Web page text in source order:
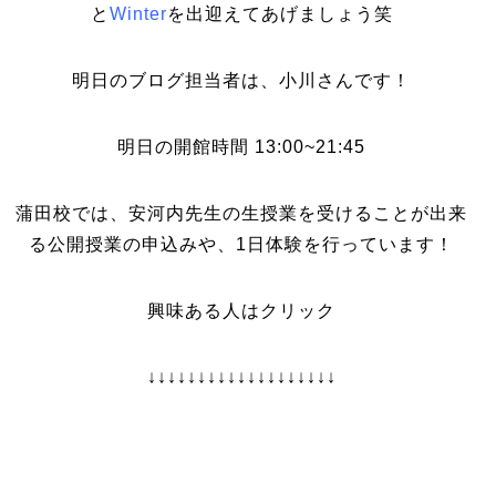
と Winterを出迎えてあげましょう笑
明日のブログ担当者は、小川さんです！
明日の開館時間 13:00~21:45
蒲田校では、安河内先生の生授業を受けることが出来
る公開授業の申込みや、1日体験を行っています！
興味ある人はクリック
↓↓↓↓↓↓↓↓↓↓↓↓↓↓↓↓↓↓↓